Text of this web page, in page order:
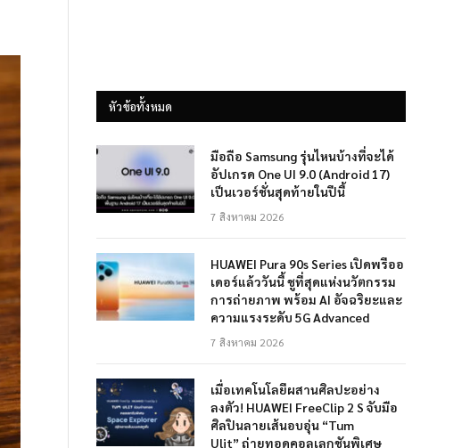
หัวข้อทั้งหมด
มือถือ Samsung รุ่นไหนบ้างที่จะได้
อัปเกรด One UI 9.0 (Android 17)
เป็นเวอร์ชั่นสุดท้ายในปีนี้
7 สิงหาคม 2026
HUAWEI Pura 90s Series เปิดพรีออ
เดอร์แล้ววันนี้ ชูที่สุดแห่งนวัตกรรม
การถ่ายภาพ พร้อม AI อัจฉริยะและ
ความแรงระดับ 5G Advanced
7 สิงหาคม 2026
เมื่อเทคโนโลยีผสานศิลปะอย่าง
ลงตัว! HUAWEI FreeClip 2 S จับมือ
ศิลปินลายเส้นอบอุ่น “Tum
Ulit” ถ่ายทอดคอลเลกชันพิเศษ